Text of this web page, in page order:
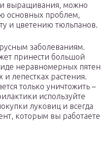
выращивания, можно
основных проблем,
и цветению тюльпанов.
заболеваниям.
принести большой
неравномерных пятен
и лепестках растения.
только уничтожить –
используйте
луковиц и всегда
которым вы работаете